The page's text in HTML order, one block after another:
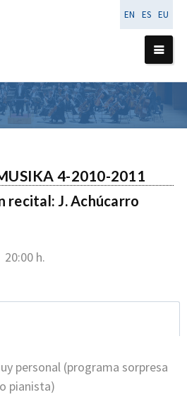
EN ES EU
4-2010-2011
recital: J. Achúcarro
h.
personal (programa sorpresa
pianista)